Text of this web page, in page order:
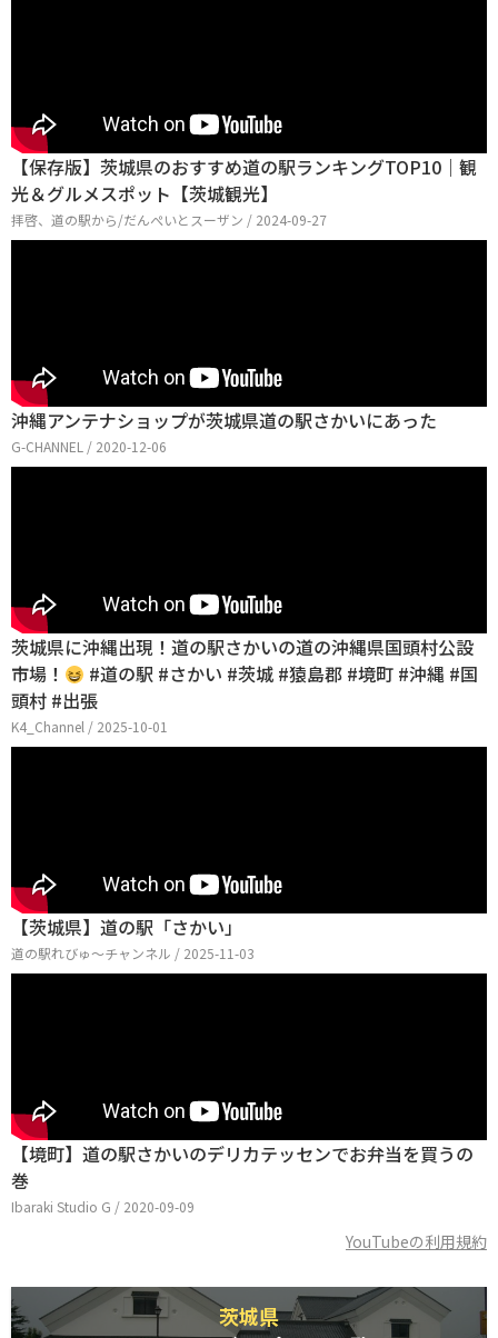
【保存版】茨城県のおすすめ道の駅ランキングTOP10｜観
光＆グルメスポット【茨城観光】
拝啓、道の駅から/だんぺいとスーザン / 2024-09-27
沖縄アンテナショップが茨城県道の駅さかいにあった
G-CHANNEL / 2020-12-06
茨城県に沖縄出現！道の駅さかいの道の沖縄県国頭村公設
市場！
#道の駅 #さかい #茨城 #猿島郡 #境町 #沖縄 #国
頭村 #出張
K4_Channel / 2025-10-01
【茨城県】道の駅「さかい」
道の駅れびゅ〜チャンネル / 2025-11-03
【境町】道の駅さかいのデリカテッセンでお弁当を買うの
巻
Ibaraki Studio G / 2020-09-09
YouTubeの利用規約
茨城県